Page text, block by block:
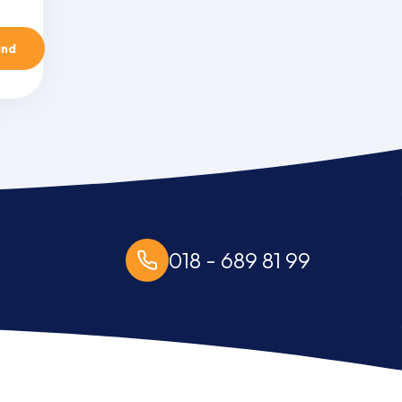
018 - 689 81 99